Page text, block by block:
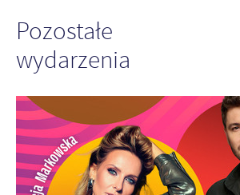
Pozostałe
wydarzenia